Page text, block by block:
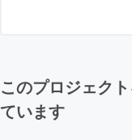
このプロジェク
ています